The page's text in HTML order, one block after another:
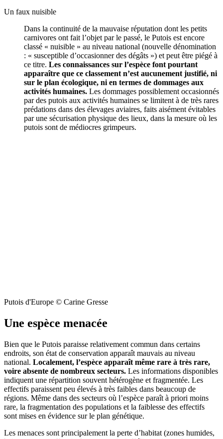
Un faux nuisible
Dans la continuité de la mauvaise réputation dont les petits
carnivores ont fait l’objet par le passé, le Putois est encore
classé « nuisible » au niveau national (nouvelle dénomination
: « susceptible d’occasionner des dégâts ») et peut être piégé à
ce titre. Les connaissances sur l’espèce font pourtant
apparaître que ce classement n’est aucunement justifié, ni
sur le plan écologique, ni en termes de dommages aux
activités humaines. Les dommages possiblement occasionnés
par des putois aux activités humaines se limitent à de très rares
prédations dans des élevages aviaires, faits aisément évitables
par une sécurisation physique des lieux, dans la mesure où les
putois sont de médiocres grimpeurs.
Putois d'Europe © Carine Gresse
Une espèce menacée
Bien que le Putois paraisse relativement commun dans certains
endroits, son état de conservation apparaît mauvais au niveau
national. Localement, l’espèce apparaît même rare à très rare,
voire absente de nombreux secteurs. Les informations disponibles
indiquent une répartition souvent hétérogène et fragmentée. Les
effectifs paraissent peu élevés à très faibles dans beaucoup de
régions. Même dans des secteurs où l’espèce paraît à priori moins
rare, la fragmentation des populations et la faiblesse des effectifs
sont mises en évidence sur le plan génétique.
Les menaces sont principalement la perte d’habitat (zones humides,